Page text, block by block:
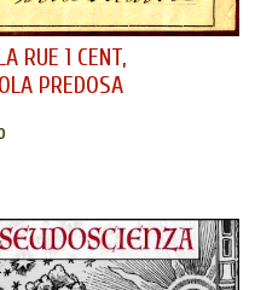
RUE 1 CENT,
PREDOSA